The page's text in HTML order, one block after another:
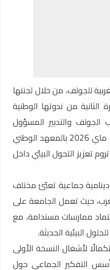
للجولف، من خلال لجنتها
الثانية من ندوتها الوطنية
الجولف والتدبير المسؤول
للمياه، وذلك يوم الجمعة 8 ماي 2026 بالمعهد الوطني
تعزيز التحول البيئي داخل
جماعية تعبّئ مختلف
حيث تعمل الجامعة على
ممارسات مستدامة، مع
البيئية الحديثة.
لأشغال النسخة الأولى
أسس التفكير الجماعي حول